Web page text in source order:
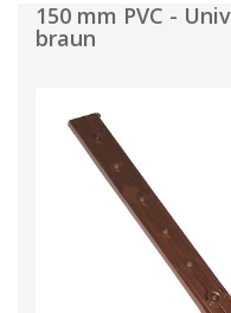
150 mm PVC -
braun